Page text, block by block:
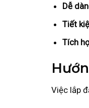
Dễ
Tiết
Tích
Việc lắp